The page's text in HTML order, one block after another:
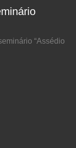
“Assédio